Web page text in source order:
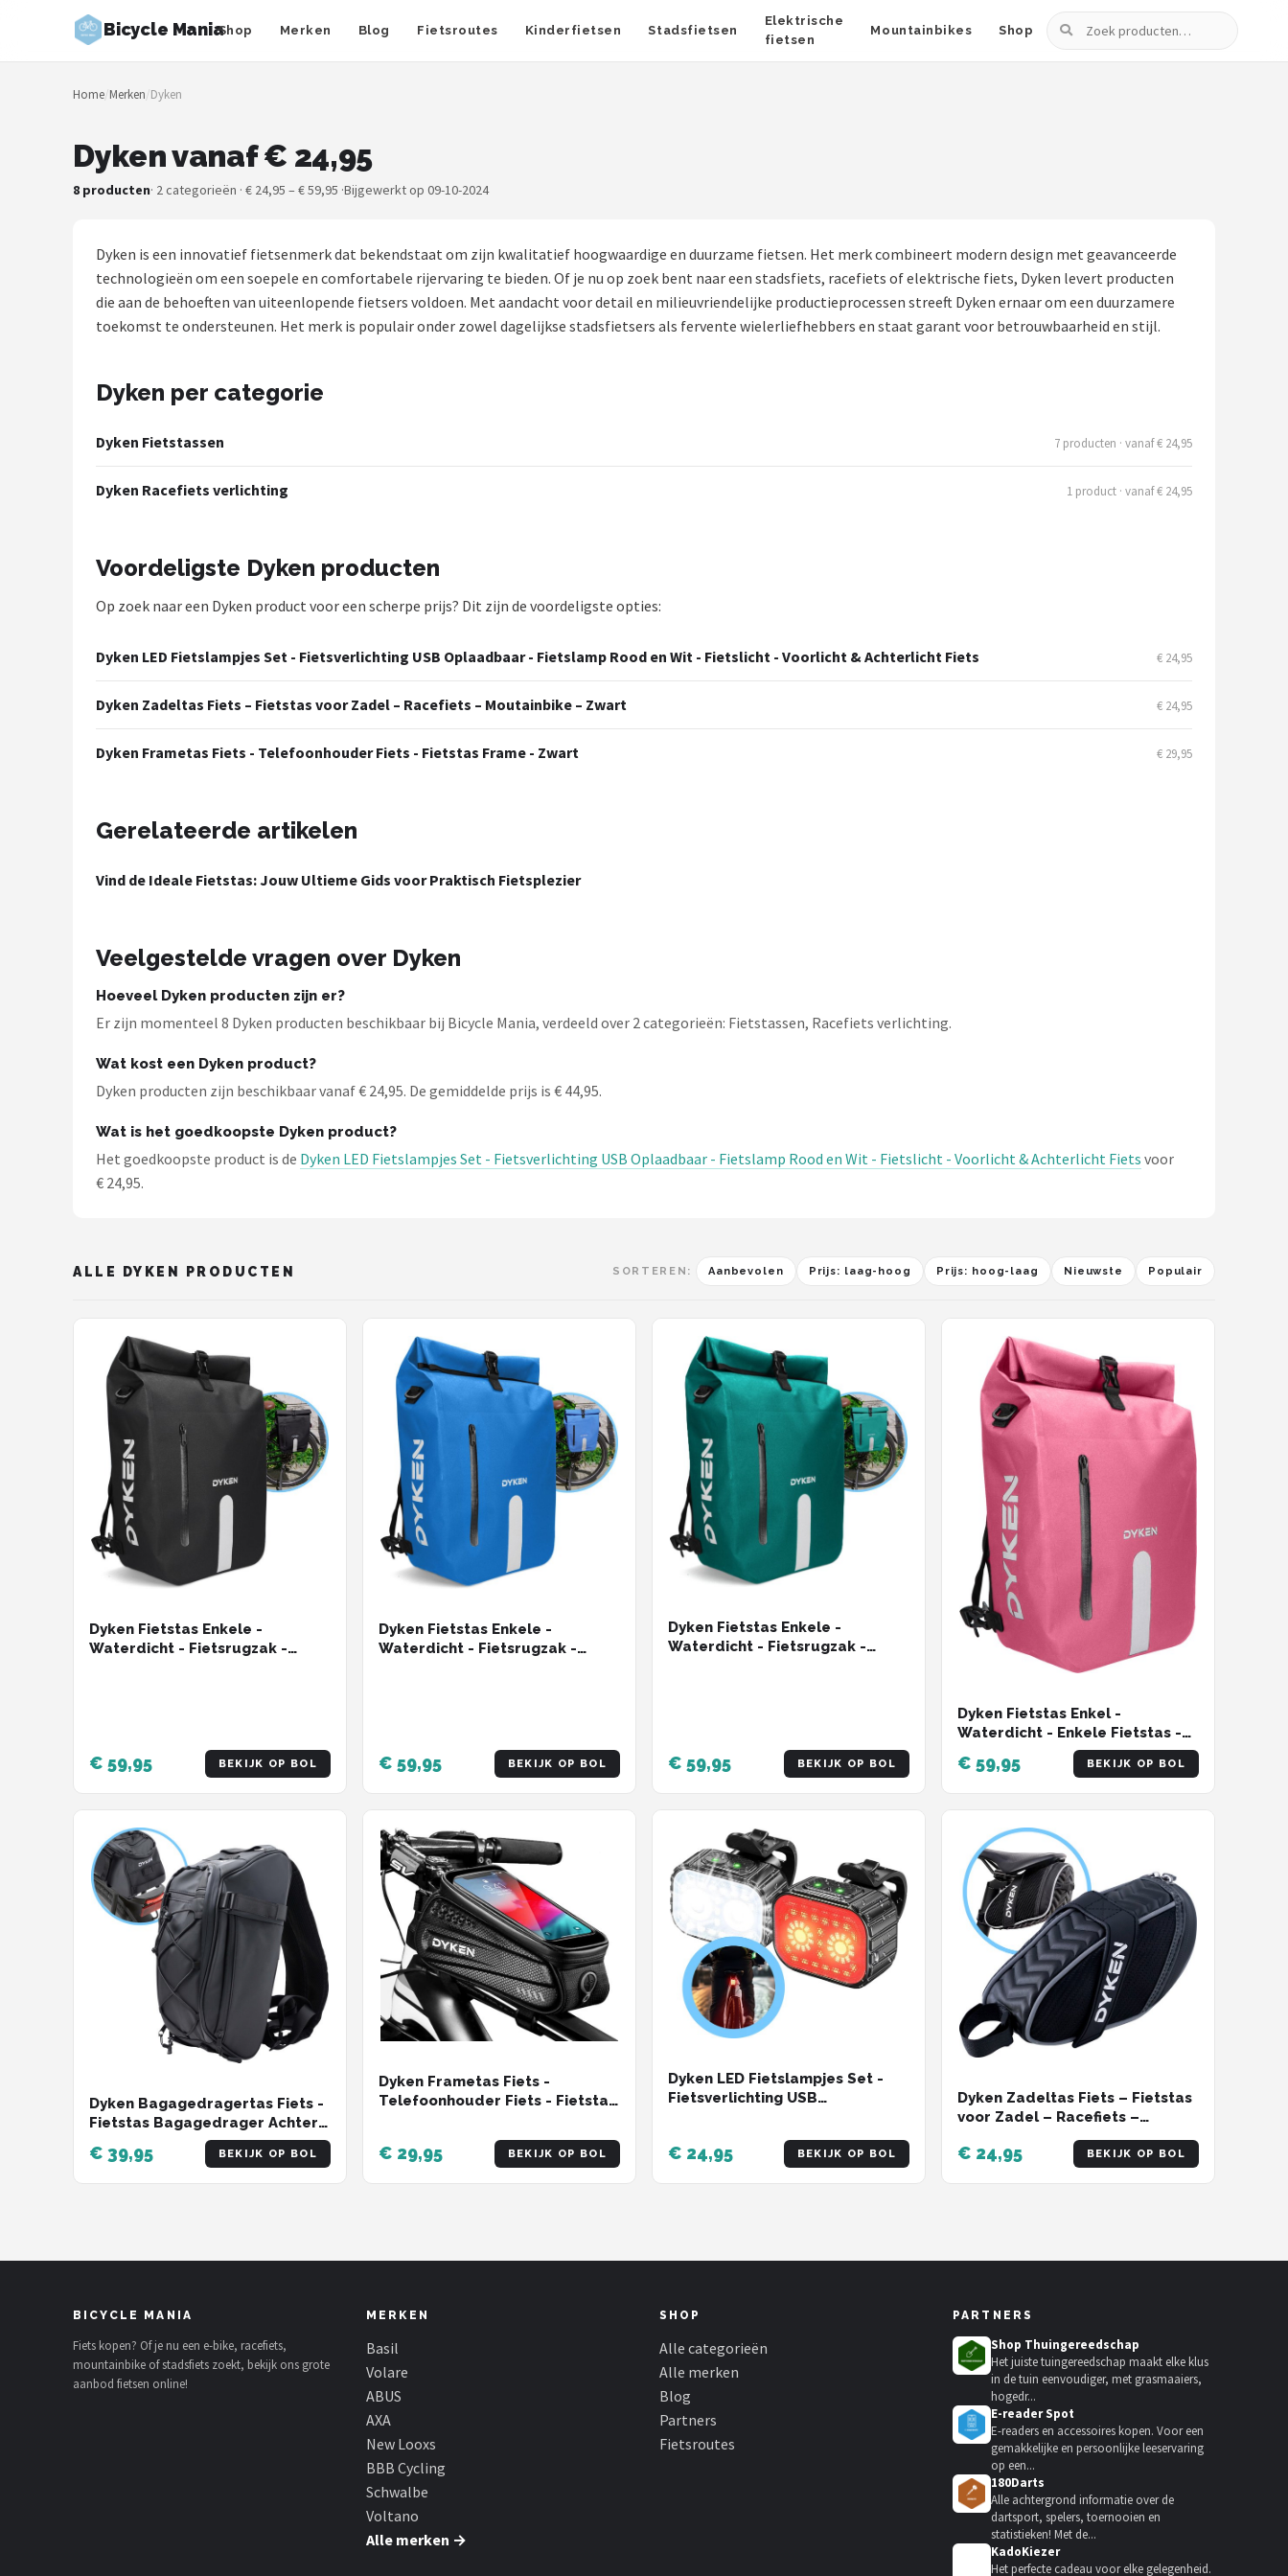
Bicycle ManiaShop Merken Blog Fietsroutes Kinderfietsen Stadsfietsen
Elektrische
fietsen
Mountainbikes Shop
Zoeken
Zoeken
NAVIGATIE
Merken
Fietsroutes
Kinderfietsen
Mountainbikes
BBB Cycling
Shimano
Home/Merken/Dyken
Dyken vanaf € 24,95
8 producten· 2 categorieën · € 24,95 – € 59,95 ·Bijgewerkt op 09-10-2024
Dyken is een innovatief fietsenmerk dat bekendstaat om zijn kwalitatief hoogwaardige en duurzame fietsen. Het merk combineert modern design met geavanceerde
technologieën om een soepele en comfortabele rijervaring te bieden. Of je nu op zoek bent naar een stadsfiets, racefiets of elektrische fiets, Dyken levert producten
die aan de behoeften van uiteenlopende fietsers voldoen. Met aandacht voor detail en milieuvriendelijke productieprocessen streeft Dyken ernaar om een duurzamere
toekomst te ondersteunen. Het merk is populair onder zowel dagelijkse stadsfietsers als fervente wielerliefhebbers en staat garant voor betrouwbaarheid en stijl.
Dyken per categorie
Dyken Fietstassen 7 producten · vanaf € 24,95
Dyken Racefiets verlichting 1 product · vanaf € 24,95
Voordeligste Dyken producten
Op zoek naar een Dyken product voor een scherpe prijs? Dit zijn de voordeligste opties:
Dyken LED Fietslampjes Set - Fietsverlichting USB Oplaadbaar - Fietslamp Rood en Wit - Fietslicht - Voorlicht & Achterlicht Fiets € 24,95
Dyken Zadeltas Fiets – Fietstas voor Zadel – Racefiets – Moutainbike – Zwart € 24,95
Dyken Frametas Fiets - Telefoonhouder Fiets - Fietstas Frame - Zwart € 29,95
Gerelateerde artikelen
Vind de Ideale Fietstas: Jouw Ultieme Gids voor Praktisch Fietsplezier
Veelgestelde vragen over Dyken
Hoeveel Dyken producten zijn er?
Er zijn momenteel 8 Dyken producten beschikbaar bij Bicycle Mania, verdeeld over 2 categorieën: Fietstassen, Racefiets verlichting.
Wat kost een Dyken product?
Dyken producten zijn beschikbaar vanaf € 24,95. De gemiddelde prijs is € 44,95.
Wat is het goedkoopste Dyken product?
Het goedkoopste product is de Dyken LED Fietslampjes Set - Fietsverlichting USB Oplaadbaar - Fietslamp Rood en Wit - Fietslicht - Voorlicht & Achterlicht Fiets voor
€ 24,95.
ALLE DYKEN PRODUCTEN SORTEREN: Aanbevolen Prijs: laag-hoog Prijs: hoog-laag Nieuwste Populair
Dyken Fietstas Enkele -
Waterdicht - Fietsrugzak -
€ 59,95 BEKIJK OP BOL
Dyken Fietstas Enkele -
Waterdicht - Fietsrugzak -
€ 59,95 BEKIJK OP BOL
Dyken Fietstas Enkele -
Waterdicht - Fietsrugzak -
€ 59,95 BEKIJK OP BOL
Dyken Fietstas Enkel -
Waterdicht - Enkele Fietstas -
Fietsrugzak - Schoudertas &
Rugzak - Afneembaar - Pink
€ 59,95 BEKIJK OP BOL
Dyken Bagagedragertas Fiets -
Fietstas Bagagedrager Achter -
Rugzak - Trunkbag - Zwart
€ 39,95 BEKIJK OP BOL
Dyken Frametas Fiets -
Telefoonhouder Fiets - Fietstas
€ 29,95 BEKIJK OP BOL
Dyken LED Fietslampjes Set -
Fietsverlichting USB
en Wit - Fietslicht - Voorlicht &
Achterlicht Fiets
€ 24,95 BEKIJK OP BOL
Dyken Zadeltas Fiets – Fietstas
voor Zadel – Racefiets –
Moutainbike – Zwart
€ 24,95 BEKIJK OP BOL
BICYCLE MANIA
Fiets kopen? Of je nu een e-bike, racefiets,
mountainbike of stadsfiets zoekt, bekijk ons grote
aanbod fietsen online!
MERKEN
Basil
Volare
ABUS
AXA
New Looxs
BBB Cycling
Schwalbe
Voltano
Alle merken →
SHOP
Alle categorieën
Alle merken
Blog
Partners
Fietsroutes
PARTNERS
Shop Thuingereedschap
Het juiste tuingereedschap maakt elke klus
in de tuin eenvoudiger, met grasmaaiers,
hogedr...
E-reader Spot
E-readers en accessoires kopen. Voor een
gemakkelijke en persoonlijke leeservaring
op een...
180Darts
Alle achtergrond informatie over de
dartsport, spelers, toernooien en
statistieken! Met de...
KadoKiezer
Het perfecte cadeau voor elke gelegenheid.